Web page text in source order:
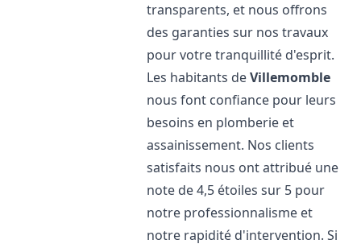
transparents, et nous offrons
des garanties sur nos travaux
pour votre tranquillité d'esprit.
Les habitants deVillemomble
nous font confiance pour leurs
besoins en plomberie et
assainissement. Nos clients
satisfaits nous ont attribué une
note de 4,5 étoiles sur 5 pour
notre professionnalisme et
notre rapidité d'intervention. Si